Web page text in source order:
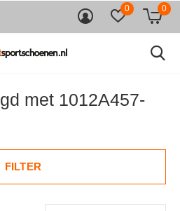
0 0
met 1012A457-
FILTER